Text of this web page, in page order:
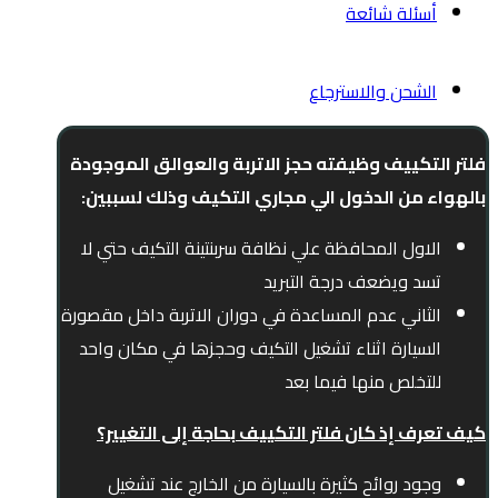
أسئلة شائعة
الشحن والاسترجاع
فلتر التكييف وظيفته حجز الاتربة والعوالق الموجودة
بالهواء من الدخول الي مجاري التكيف وذلك لسببين:
الاول المحافظة علي نظافة سربنتينة التكيف حتي لا
تسد ويضعف درجة التبريد
الثاني عدم المساعدة في دوران الاتربة داخل مقصورة
السيارة اثناء تشغيل التكيف وحجزها في مكان واحد
للتخلص منها فيما بعد
كيف تعرف إذ كان فلتر التكييف بحاجة إلى التغيير؟
وجود روائح كثيرة بالسيارة من الخارج عند تشغيل